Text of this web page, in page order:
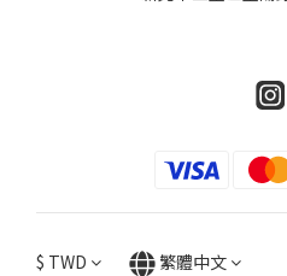
$ TWD 繁體中文